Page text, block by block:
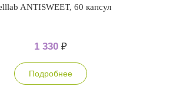
ANTISWEET, 60 капсул
1 330 ₽
Подробнее